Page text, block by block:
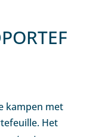
kampen met
Het